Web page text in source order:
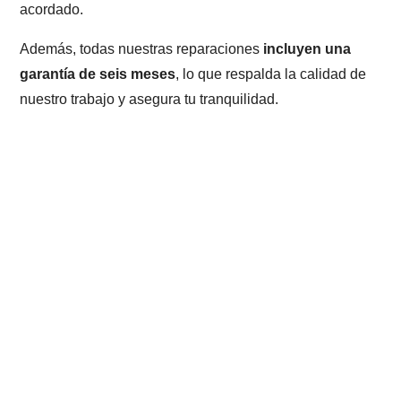
acordado.
Además, todas nuestras reparaciones incluyen una
garantía de seis meses, lo que respalda la calidad de
nuestro trabajo y asegura tu tranquilidad.